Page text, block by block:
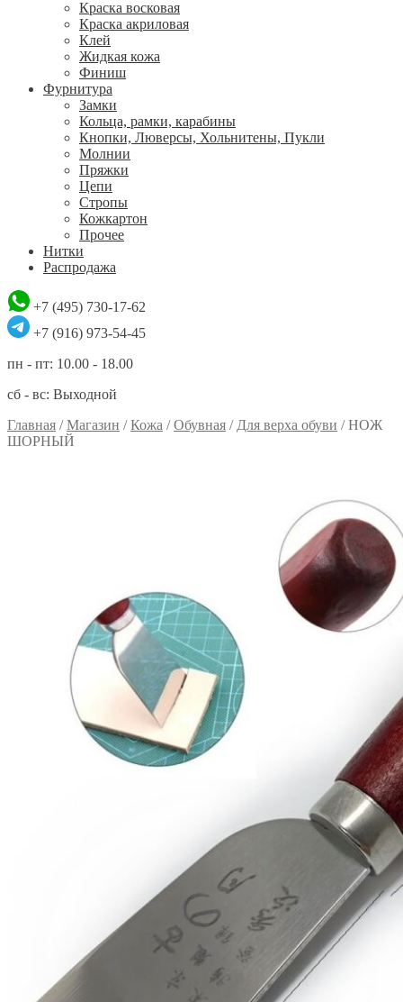
Краска восковая
Краска акриловая
Клей
Жидкая кожа
Финиш
Фурнитура
Замки
Кольца, рамки, карабины
Кнопки, Люверсы, Хольнитены, Пукли
Молнии
Пряжки
Цепи
Стропы
Кожкартон
Прочее
Нитки
Распродажа
+7 (495) 730-17-62
+7 (916) 973-54-45
пн - пт: 10.00 - 18.00
сб - вс: Выходной
Главная /Магазин /Кожа /Обувная / Для верха обуви /НОЖ
ШОРНЫЙ